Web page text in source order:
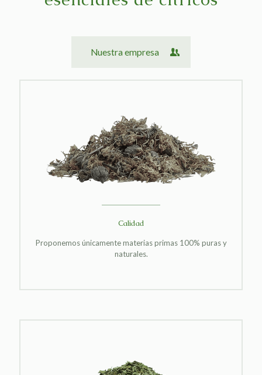
Nuestra empresa
Calidad
Proponemos únicamente materias primas 100% puras y
naturales.